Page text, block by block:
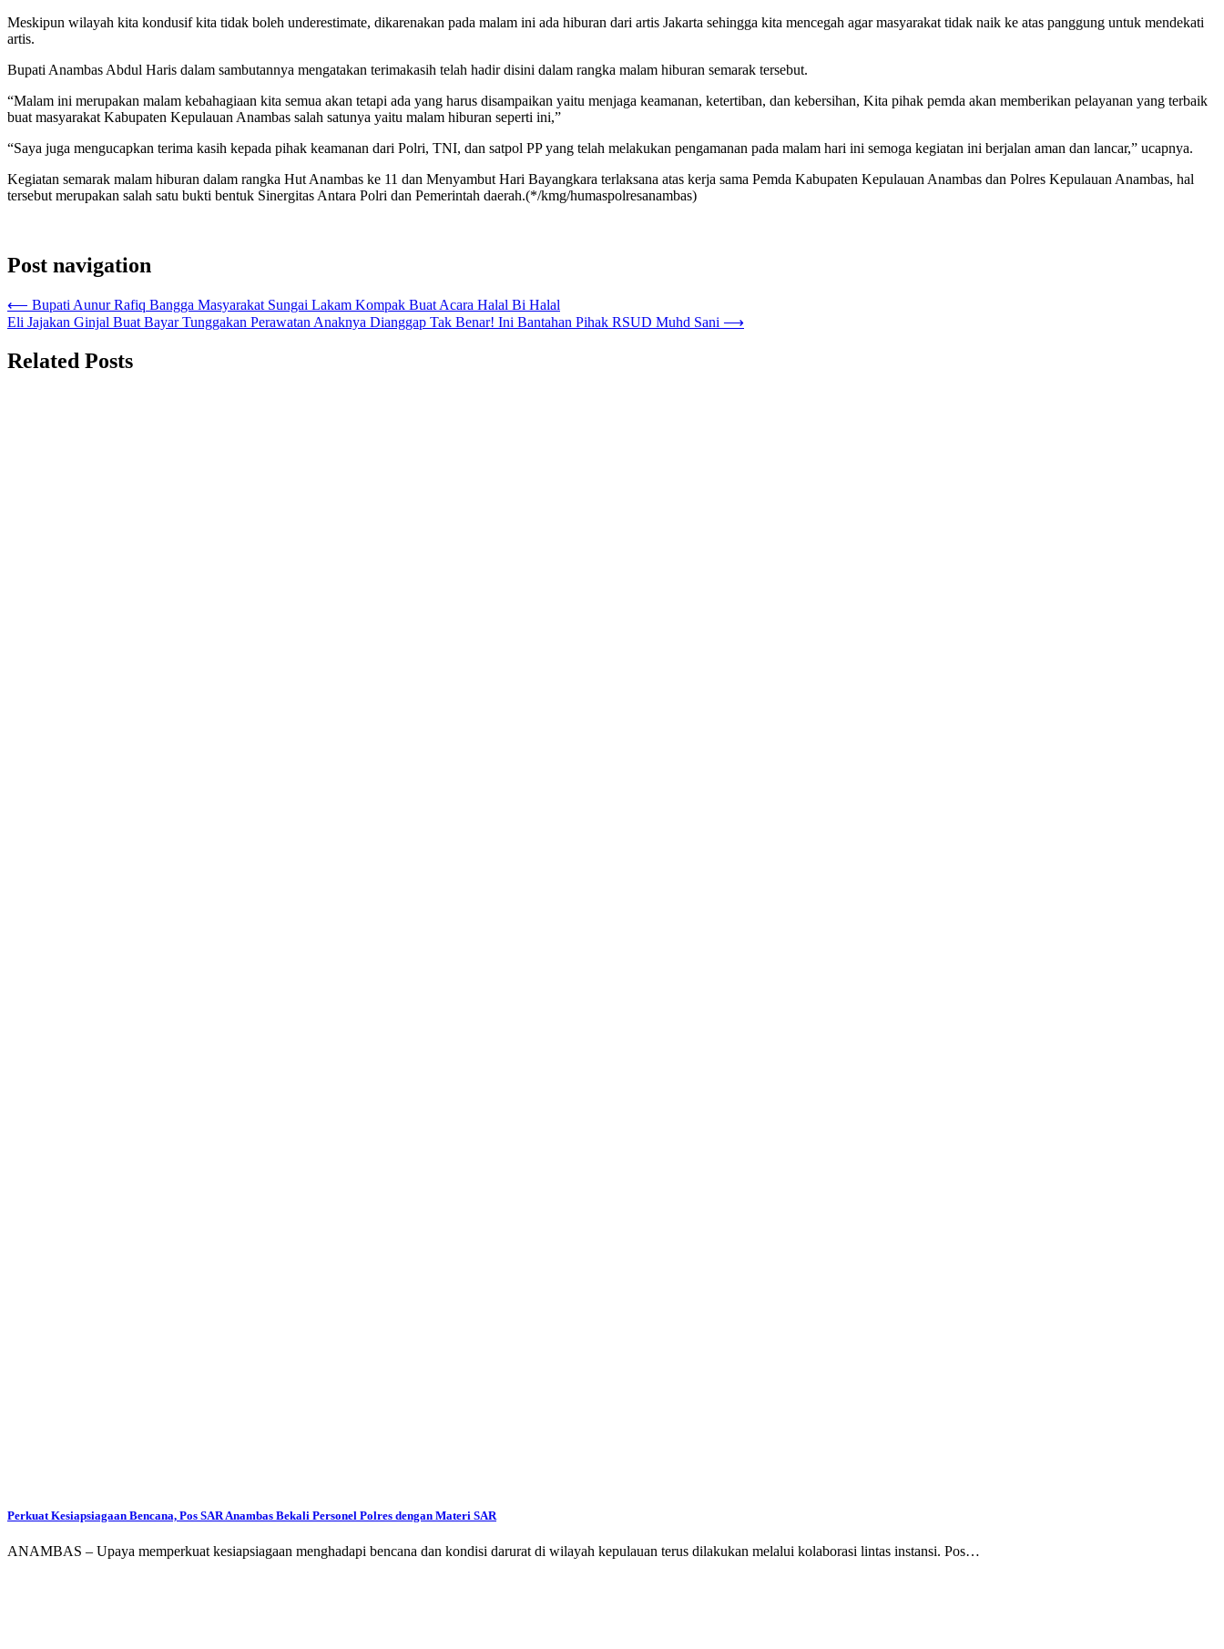
Meskipun wilayah kita kondusif kita tidak boleh underestimate, dikarenakan pada malam ini ada hiburan dari artis Jakarta sehingga kita mencegah agar masyarakat tidak naik ke atas panggung untuk mendekati
artis.
Bupati Anambas Abdul Haris dalam sambutannya mengatakan terimakasih telah hadir disini dalam rangka malam hiburan semarak tersebut.
“Malam ini merupakan malam kebahagiaan kita semua akan tetapi ada yang harus disampaikan yaitu menjaga keamanan, ketertiban, dan kebersihan, Kita pihak pemda akan memberikan pelayanan yang terbaik
buat masyarakat Kabupaten Kepulauan Anambas salah satunya yaitu malam hiburan seperti ini,”
“Saya juga mengucapkan terima kasih kepada pihak keamanan dari Polri, TNI, dan satpol PP yang telah melakukan pengamanan pada malam hari ini semoga kegiatan ini berjalan aman dan lancar,” ucapnya.
Kegiatan semarak malam hiburan dalam rangka Hut Anambas ke 11 dan Menyambut Hari Bayangkara terlaksana atas kerja sama Pemda Kabupaten Kepulauan Anambas dan Polres Kepulauan Anambas, hal
tersebut merupakan salah satu bukti bentuk Sinergitas Antara Polri dan Pemerintah daerah.(*/kmg/humaspolresanambas)
Post navigation
⟵ Bupati Aunur Rafiq Bangga Masyarakat Sungai Lakam Kompak Buat Acara Halal Bi Halal
Eli Jajakan Ginjal Buat Bayar Tunggakan Perawatan Anaknya Dianggap Tak Benar! Ini Bantahan Pihak RSUD Muhd Sani ⟶
Related Posts
Perkuat Kesiapsiagaan Bencana, Pos SAR Anambas Bekali Personel Polres dengan Materi SAR
ANAMBAS – Upaya memperkuat kesiapsiagaan menghadapi bencana dan kondisi darurat di wilayah kepulauan terus dilakukan melalui kolaborasi lintas instansi. Pos…